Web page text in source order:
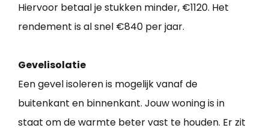
Hiervoor betaal je stukken minder, €1120. Het
rendement is al snel €840 per jaar.
Gevelisolatie
Een gevel isoleren is mogelijk vanaf de
buitenkant en binnenkant. Jouw woning is in
staat om de warmte beter vast te houden. Er zit